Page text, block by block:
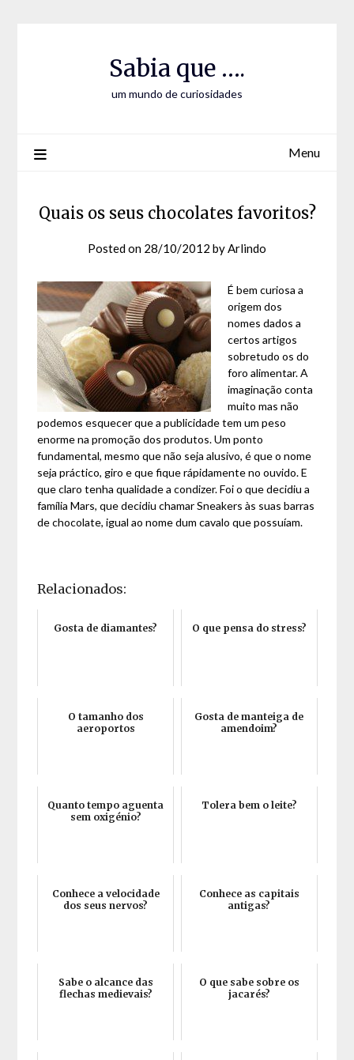
Sabia que ….
um mundo de curiosidades
Menu
Quais os seus chocolates favoritos?
Posted on 28/10/2012 byArlindo
É bem curiosa a
origem dos
nomes dados a
certos artigos
sobretudo os do
foro alimentar. A
imaginação conta
muito mas não
podemos esquecer que a publicidade tem um peso
enorme na promoção dos produtos. Um ponto
fundamental, mesmo que não seja alusivo, é que o nome
seja práctico, giro e que fique rápidamente no ouvido. E
que claro tenha qualidade a condizer. Foi o que decidiu a
família Mars, que decidiu chamar Sneakers às suas barras
de chocolate, igual ao nome dum cavalo que possuíam.
Relacionados:
Gosta de diamantes? O que pensa do stress?
O tamanho dos
aeroportos
Gosta de manteiga de
amendoim?
Quanto tempo aguenta
sem oxigénio?
Tolera bem o leite?
Conhece a velocidade
dos seus nervos?
Conhece as capitais
antigas?
Sabe o alcance das
flechas medievais?
O que sabe sobre os
jacarés?